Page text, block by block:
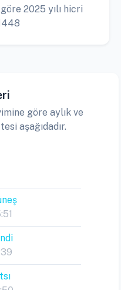
2025 yılı hicri
göre aylık ve
aşağıdadır.